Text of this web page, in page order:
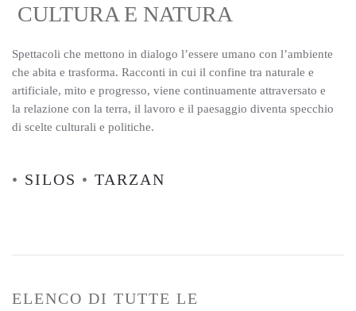
CULTURA E NATURA
Spettacoli che mettono in dialogo l’essere umano con l’ambiente
che abita e trasforma. Racconti in cui il confine tra naturale e
artificiale, mito e progresso, viene continuamente attraversato e
la relazione con la terra, il lavoro e il paesaggio diventa specchio
di scelte culturali e politiche.
• SILOS • TARZAN
ELENCO DI TUTTE LE